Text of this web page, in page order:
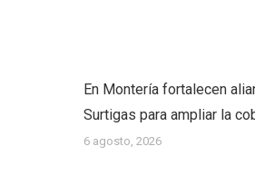
En Montería fortalecen
Surtigas para ampliar la
6 agosto, 2026